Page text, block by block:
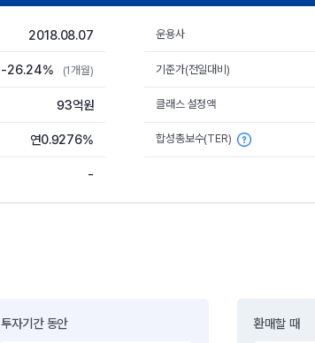
2018.08.07 운용사
-26.24% (1개월) 기준가(전일대비)
93억원 클래스 설정액
연0.9276% 합성총보수(TER)
-
투자기간 동안 환매할 때